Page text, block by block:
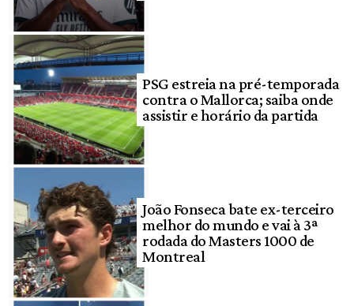
PSG estreia na pré-temporada
contra o Mallorca; saiba onde
assistir e horário da partida
João Fonseca bate ex-terceiro
melhor do mundo e vai à 3ª
rodada do Masters 1000 de
Montreal